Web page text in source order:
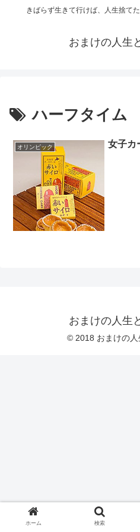
きばらず生きて行けば、人生捨て
おまけの人生
ハーフタイム
オリンピック 女子カ
おまけの人生
© 2018 おまけの人
ホーム 検索